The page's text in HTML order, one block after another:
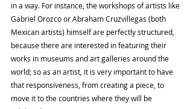
in a way. For instance, the workshops of artists like
Gabriel Orozco or Abraham Cruzvillegas (both
Mexican artists) himself are perfectly structured,
because there are interested in featuring their
works in museums and art galleries around the
world; so as an artist, it is very important to have
that responsiveness, from creating a piece, to
move it to the countries where they will be